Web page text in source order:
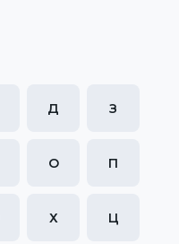
Д З
О П
Х Ц